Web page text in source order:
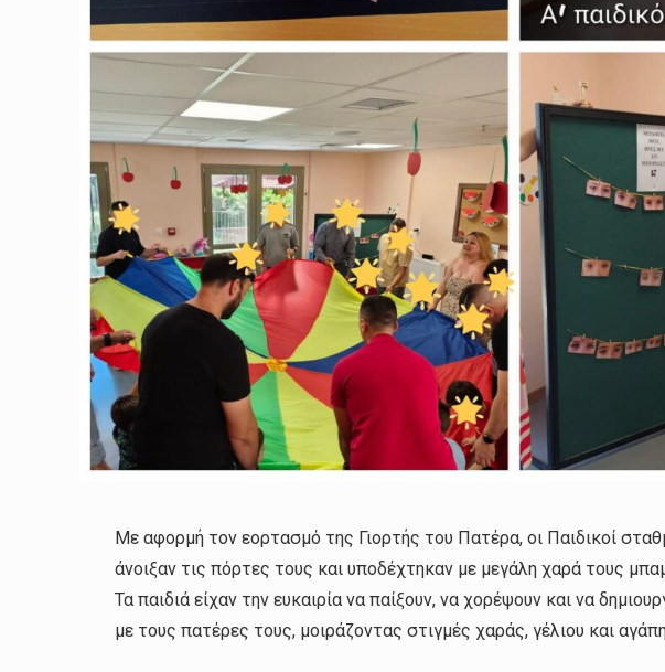
Με αφορμή τον εορτασμό της Γιορτής του Πατέρα, οι Παιδικοί
άνοιξαν τις πόρτες τους και υποδέχτηκαν με μεγάλη χαρά τους
Τα παιδιά είχαν την ευκαιρία να παίξουν, να χορέψουν και να
με τους πατέρες τους, μοιράζοντας στιγμές χαράς, γέλιου και